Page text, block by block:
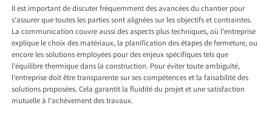
Il est important de discuter fréquemment des avancées du chantier pour
s’assurer que toutes les parties sont alignées sur les objectifs et contraintes.
La communication couvre aussi des aspects plus techniques, où l’entreprise
explique le choix des matériaux, la planification des étapes de fermeture, ou
encore les solutions employées pour des enjeux spécifiques tels que
l’équilibre thermique dans la construction. Pour éviter toute ambiguïté,
l’entreprise doit être transparente sur ses compétences et la faisabilité des
solutions proposées. Cela garantit la fluidité du projet et une satisfaction
mutuelle à l’achèvement des travaux.